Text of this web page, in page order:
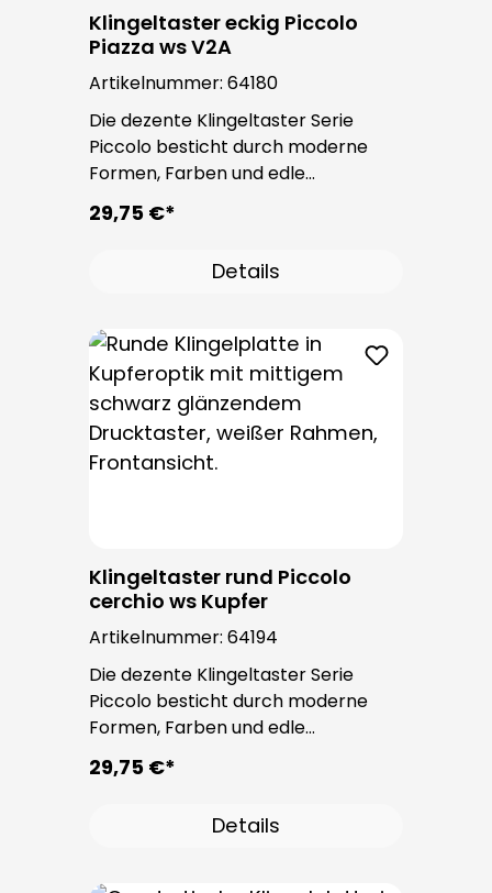
Klingeltaster eckig Piccolo
Piazza ws V2A
Artikelnummer: 64180
Die dezente Klingeltaster Serie
Piccolo besticht durch moderne
Formen, Farben und edle
Oberflächen. Bei allen
Klingeltastern dieser Serie kommt
Einsatz. Die Leitungseinführung
sichtbar. Nach der Montage sind
keine Befestigungsschrauben
sichtbar.
29,75 €*
Details
Klingeltaster rund Piccolo
cerchio ws Kupfer
Artikelnummer: 64194
Die dezente Klingeltaster Serie
Piccolo besticht durch moderne
Formen, Farben und edle
Oberflächen. Bei allen
Klingeltastern dieser Serie kommt
Einsatz. Die Leitungseinführung
sichtbar. Nach der Montage sind
29,75 €*
Details